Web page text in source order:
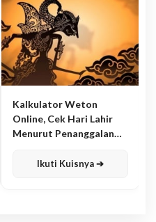
Kalkulator Weton
Online, Cek Hari Lahir
Menurut Penanggalan
Ikuti Kuisnya ➔